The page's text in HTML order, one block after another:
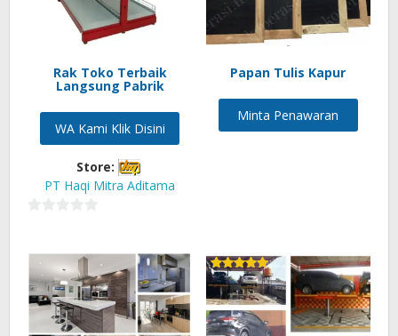
Rak Toko Terbaik
Langsung Pabrik
WA Kami Klik Disini
Store:
PT Haqi Mitra Aditama
Papan Tulis Kapur
Minta Penawaran
Rated
5.00
out of 5